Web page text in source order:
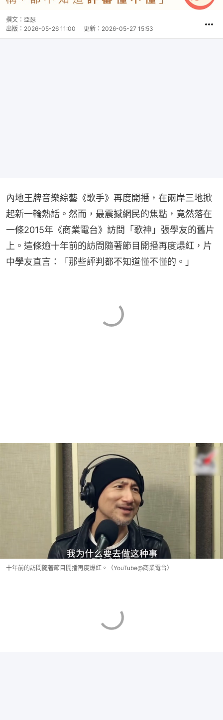
撰文： 亞瑟
出版： 2026-05-26 11:00 更新： 2026-05-27 15:53
內地王牌音樂綜藝《歌手》再度開播，在兩岸三地掀
起新一輪熱話。然而，最震撼網民的焦點，竟然落在
一條2015年《商業電台》訪問「歌神」張學友的舊片
上。這條逾十年前的訪問隨著節目開播再度爆紅，片
中學友直言：「那些評判都不知道懂不懂的。」
十年前的訪問隨著節目開播再度爆紅。（YouTube@商業電台）